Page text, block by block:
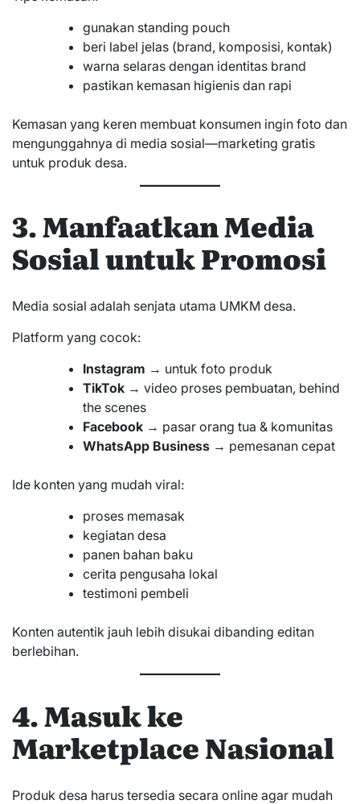
gunakan standing pouch
beri label jelas (brand, komposisi, kontak)
warna selaras dengan identitas brand
pastikan kemasan higienis dan rapi
Kemasan yang keren membuat konsumen ingin foto dan
mengunggahnya di media sosial—marketing gratis
untuk produk desa.
3. Manfaatkan Media
Sosial untuk Promosi
Media sosial adalah senjata utama UMKM desa.
Platform yang cocok:
Instagram → untuk foto produk
TikTok → video proses pembuatan, behind
the scenes
Facebook → pasar orang tua & komunitas
WhatsApp Business → pemesanan cepat
Ide konten yang mudah viral:
proses memasak
kegiatan desa
panen bahan baku
cerita pengusaha lokal
testimoni pembeli
Konten autentik jauh lebih disukai dibanding editan
berlebihan.
4. Masuk ke
Marketplace Nasional
Produk desa harus tersedia secara online agar mudah